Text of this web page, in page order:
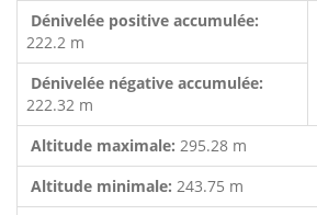
Dénivelée positive accumulée:
222.2 m
Dénivelée négative accumulée:
222.32 m
Altitude maximale: 295.28 m
Altitude minimale: 243.75 m